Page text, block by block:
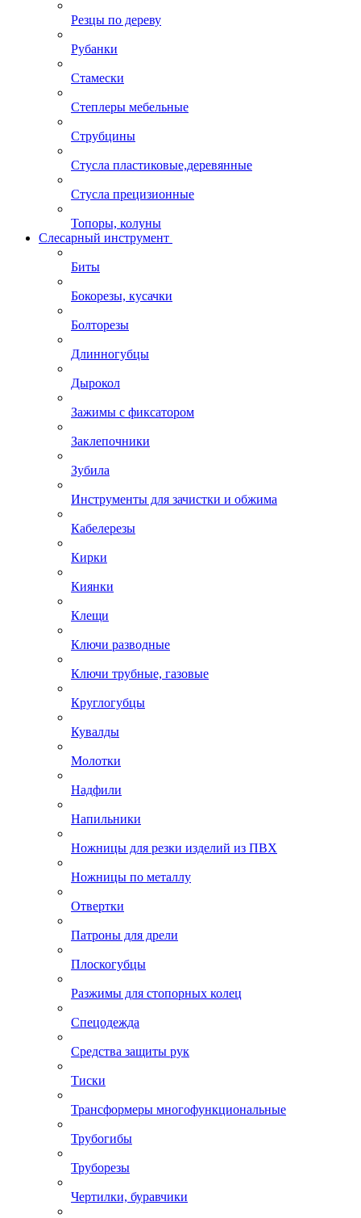
Резцы по дереву
Рубанки
Стамески
Степлеры мебельные
Струбцины
Стусла пластиковые,деревянные
Стусла прецизионные
Топоры, колуны
Слесарный инструмент
Биты
Бокорезы, кусачки
Болторезы
Длинногубцы
Дырокол
Зажимы с фиксатором
Заклепочники
Зубила
Инструменты для зачистки и обжима
Кабелерезы
Кирки
Киянки
Клещи
Ключи разводные
Ключи трубные, газовые
Круглогубцы
Кувалды
Молотки
Надфили
Напильники
Ножницы для резки изделий из ПВХ
Ножницы по металлу
Отвертки
Патроны для дрели
Плоскогубцы
Разжимы для стопорных колец
Спецодежда
Средства защиты рук
Тиски
Трансформеры многофункциональные
Трубогибы
Труборезы
Чертилки, буравчики